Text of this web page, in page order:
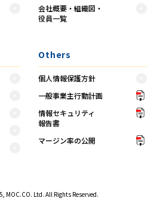
会社概要・組織図・
役員一覧
Others
個人情報保護方針
一般事業主行動計画
情報セキュリティ
報告書
マージン率の公開
MOC.CO. Ltd. All Rights Reserved.